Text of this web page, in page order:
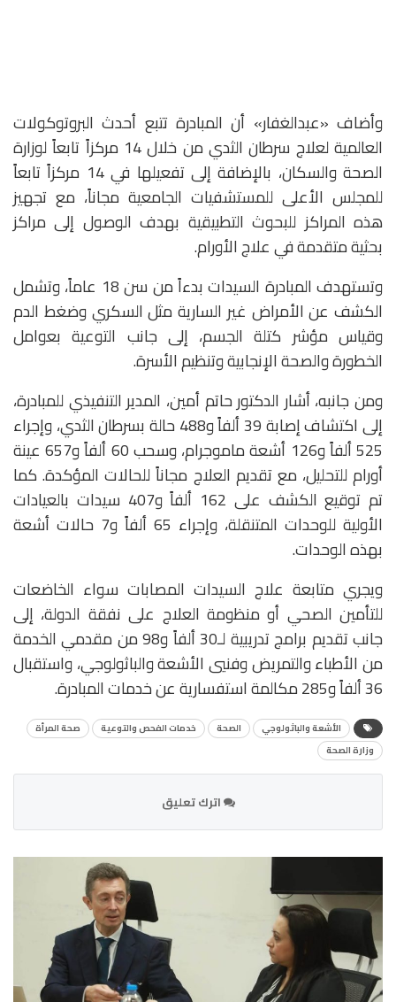
وأضاف «عبدالغفار» أن المبادرة تتبع أحدث البروتوكولات
العالمية لعلاج سرطان الثدي من خلال 14 مركزاً تابعاً لوزارة
الصحة والسكان، بالإضافة إلى تفعيلها في 14 مركزاً تابعاً
للمجلس الأعلى للمستشفيات الجامعية مجاناً، مع تجهيز
هذه المراكز للبحوث التطبيقية بهدف الوصول إلى مراكز
بحثية متقدمة في علاج الأورام.
وتستهدف المبادرة السيدات بدءاً من سن 18 عاماً، وتشمل
الكشف عن الأمراض غير السارية مثل السكري وضغط الدم
وقياس مؤشر كتلة الجسم، إلى جانب التوعية بعوامل
الخطورة والصحة الإنجابية وتنظيم الأسرة.
ومن جانبه، أشار الدكتور حاتم أمين، المدير التنفيذي للمبادرة،
إلى اكتشاف إصابة 39 ألفاً و488 حالة بسرطان الثدي، وإجراء
525 ألفاً و126 أشعة ماموجرام، وسحب 60 ألفاً و657 عينة
أورام للتحليل، مع تقديم العلاج مجاناً للحالات المؤكدة. كما
تم توقيع الكشف على 162 ألفاً و407 سيدات بالعيادات
الأولية للوحدات المتنقلة، وإجراء 65 ألفاً و7 حالات أشعة
بهذه الوحدات.
ويجري متابعة علاج السيدات المصابات سواء الخاضعات
للتأمين الصحي أو منظومة العلاج على نفقة الدولة، إلى
جانب تقديم برامج تدريبية لـ30 ألفاً و98 من مقدمي الخدمة
من الأطباء والتمريض وفنيي الأشعة والباثولوجي، واستقبال
36 ألفاً و285 مكالمة استفسارية عن خدمات المبادرة.
الأشعة والباثولوجي الصحة خدمات الفحص والتوعية
صحة المرأة
وزارة الصحة
اترك تعليق